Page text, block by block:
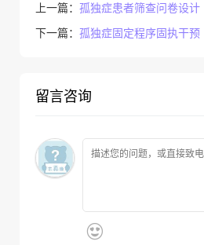
上一篇： 孤独症患者筛查问卷设计
下一篇： 孤独症固定程序固执干预
留言咨询